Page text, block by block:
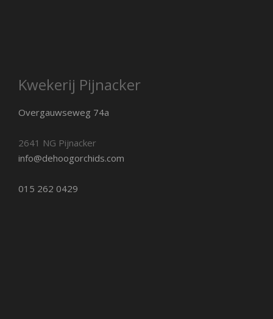
Kwekerij Pijnacker
Overgauwseweg 74a
2641 NG Pijnacker
info@dehoogorchids.com
015 262 0429